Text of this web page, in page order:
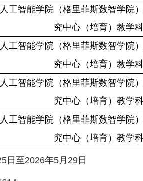
工智能学院（格里菲斯数智学院
究中心（培育）教学
工智能学院（格里菲斯数智学院
究中心（培育）教学
工智能学院（格里菲斯数智学院
究中心（培育）教学
工智能学院（格里菲斯数智学院
究中心（培育）教学
日至2026年5月29日